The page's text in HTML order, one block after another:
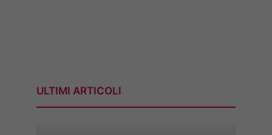
ULTIMI ARTICOLI